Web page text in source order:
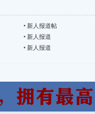
• 新人报道帖
• 新人报道
• 新人报道